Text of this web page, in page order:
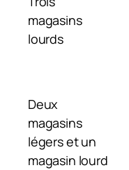
magasins
lourds
Deux
magasins
légers et un
magasin lourd